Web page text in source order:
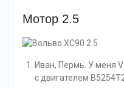
Мотор 2.5
Иван, Пермь. У меня
с двигателем